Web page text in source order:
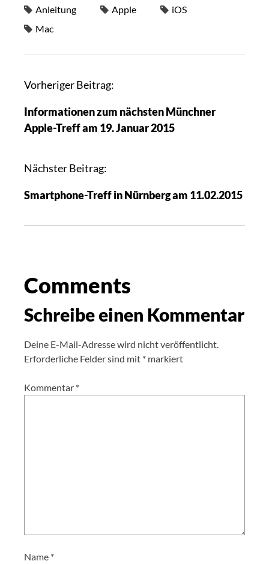
Anleitung Apple
iOS
Mac
Vorheriger Beitrag:
Informationen zum nächsten Münchner
Apple-Treff am 19. Januar 2015
Nächster Beitrag:
Smartphone-Treff in Nürnberg am 11.02.2015
Comments
Schreibe einen Kommentar
Deine E-Mail-Adresse wird nicht veröffentlicht.
Erforderliche Felder sind mit * markiert
Kommentar *
Name *